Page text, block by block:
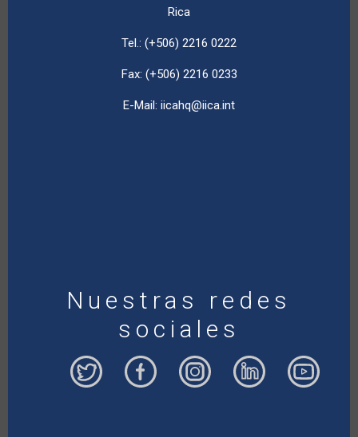
Rica
Tel.: (+506) 2216 0222
Fax: (+506) 2216 0233
E-Mail: iicahq@iica.int
Nuestras redes
sociales